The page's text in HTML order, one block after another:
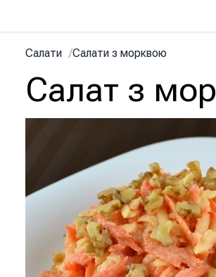
Салати /Салати з морквою
Салат з